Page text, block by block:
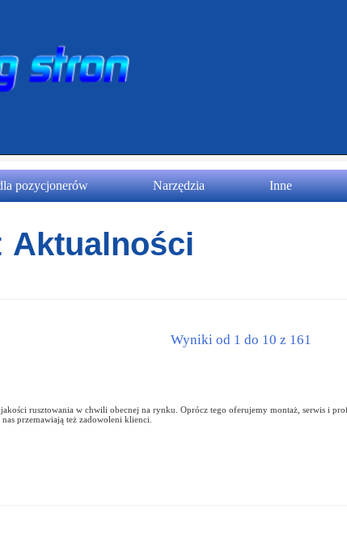
pozycjonerów Narzędzia Inne
Aktualności
Wyniki od 1 do 10 z 161
rusztowania w chwili obecnej na rynku. Oprócz tego oferujemy montaż, serwis i
przemawiają też zadowoleni klienci.